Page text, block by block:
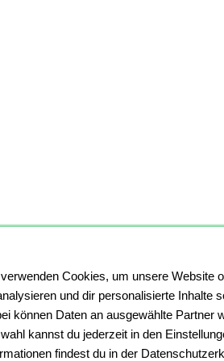
Cookies, um unsere Website
und dir personalisierte Inhalte
können Daten an ausgewählte Partner
kannst du jederzeit in den
findest du in der